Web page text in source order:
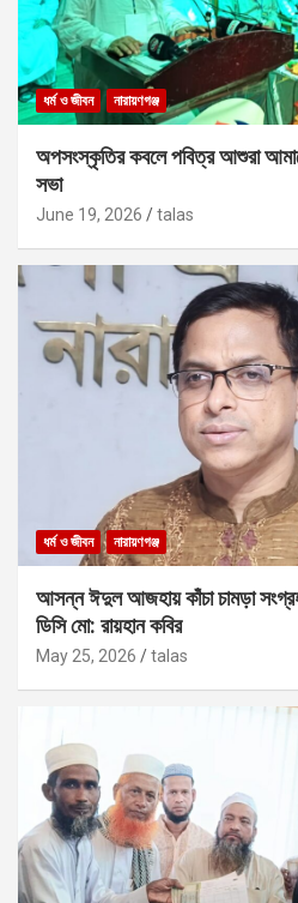
ধর্ম ও জীবন নারায়ণগঞ্জ
অপসংস্কৃতির কবলে পবিত্র আশুরা
সভা
June 19, 2026 talas
ধর্ম ও জীবন নারায়ণগঞ্জ
আসন্ন ঈদুল আজহায় কাঁচা চামড়া সংগ্রহ
ডিসি মো: রায়হান কবির
May 25, 2026 talas